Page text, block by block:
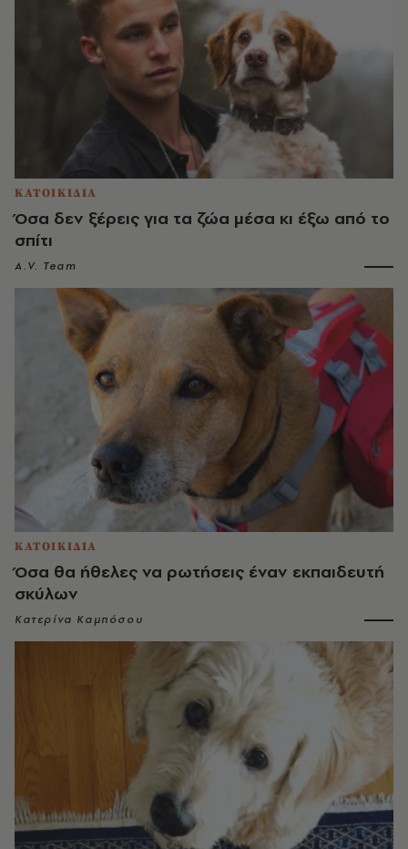
ΚΑΤΟΙΚΙΔΙΑ
Όσα δεν ξέρεις για τα ζώα μέσα κι έξω από το
σπίτι
A.V. Team
ΚΑΤΟΙΚΙΔΙΑ
Όσα θα ήθελες να ρωτήσεις έναν εκπαιδευτή
σκύλων
Κατερίνα Καμπόσου